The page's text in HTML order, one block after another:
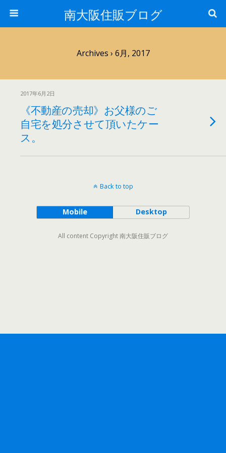
南大阪住販ブログ
Archives › 6月, 2017
2017年6月2日
《不動産の売却》お父様のご
自宅を処分させて頂いたケー
ス。
Back to top
Mobile Desktop
All content Copyright 南大阪住販ブログ